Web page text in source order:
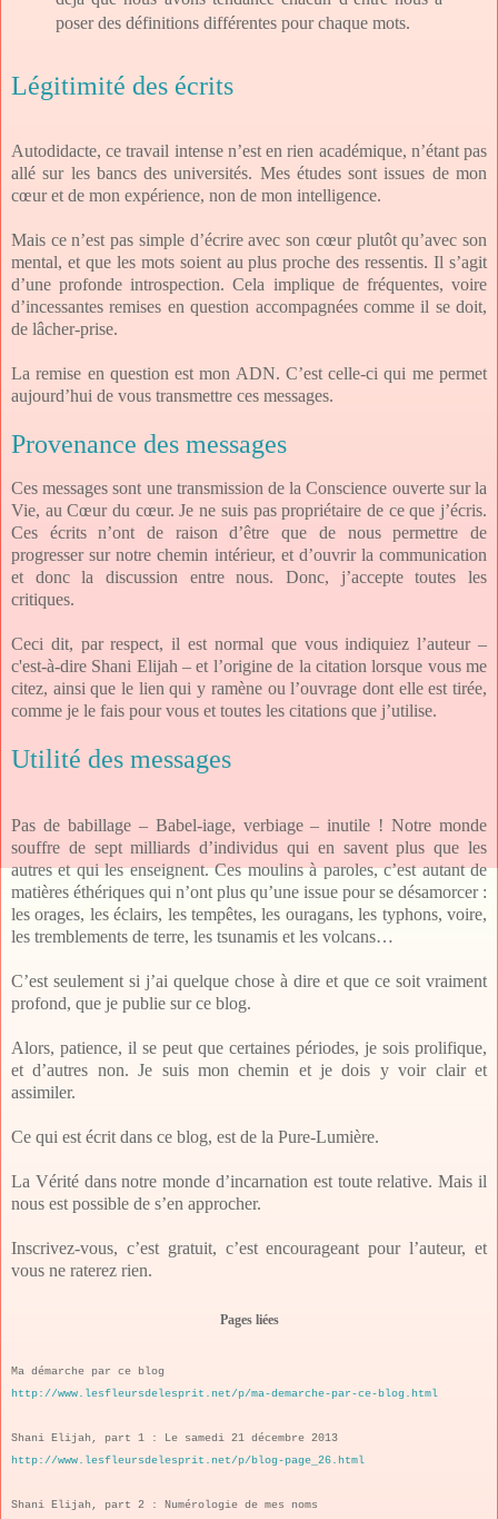
poser des définitions différentes pour chaque mots.
Légitimité des écrits
Autodidacte, ce travail intense n’est en rien académique, n’étant pas
allé sur les bancs des universités. Mes études sont issues de mon
cœur et de mon expérience, non de mon intelligence.
Mais ce n’est pas simple d’écrire avec son cœur plutôt qu’avec son
mental, et que les mots soient au plus proche des ressentis. Il s’agit
d’une profonde introspection. Cela implique de fréquentes, voire
d’incessantes remises en question accompagnées comme il se doit,
de lâcher-prise.
La remise en question est mon ADN. C’est celle-ci qui me permet
aujourd’hui de vous transmettre ces messages.
Provenance des messages
Ces messages sont une transmission de la Conscience ouverte sur la
Vie, au Cœur du cœur. Je ne suis pas propriétaire de ce que j’écris.
Ces écrits n’ont de raison d’être que de nous permettre de
progresser sur notre chemin intérieur, et d’ouvrir la communication
et donc la discussion entre nous. Donc, j’accepte toutes les
critiques.
Ceci dit, par respect, il est normal que vous indiquiez l’auteur –
c'est-à-dire Shani Elijah – et l’origine de la citation lorsque vous me
citez, ainsi que le lien qui y ramène ou l’ouvrage dont elle est tirée,
comme je le fais pour vous et toutes les citations que j’utilise.
Utilité des messages
Pas de babillage – Babel-iage, verbiage – inutile ! Notre monde
souffre de sept milliards d’individus qui en savent plus que les
autres et qui les enseignent. Ces moulins à paroles, c’est autant de
matières éthériques qui n’ont plus qu’une issue pour se désamorcer :
les orages, les éclairs, les tempêtes, les ouragans, les typhons, voire,
les tremblements de terre, les tsunamis et les volcans…
C’est seulement si j’ai quelque chose à dire et que ce soit vraiment
profond, que je publie sur ce blog.
Alors, patience, il se peut que certaines périodes, je sois prolifique,
et d’autres non. Je suis mon chemin et je dois y voir clair et
assimiler.
Ce qui est écrit dans ce blog, est de la Pure-Lumière.
La Vérité dans notre monde d’incarnation est toute relative. Mais il
nous est possible de s’en approcher.
Inscrivez-vous, c’est gratuit, c’est encourageant pour l’auteur, et
vous ne raterez rien.
Pages liées
Ma démarche par ce blog
http://www.lesfleursdelesprit.net/p/ma-demarche-par-ce-blog.html
Shani Elijah, part 1 : Le samedi 21 décembre 2013
http://www.lesfleursdelesprit.net/p/blog-page_26.html
Shani Elijah, part 2 : Numérologie de mes noms